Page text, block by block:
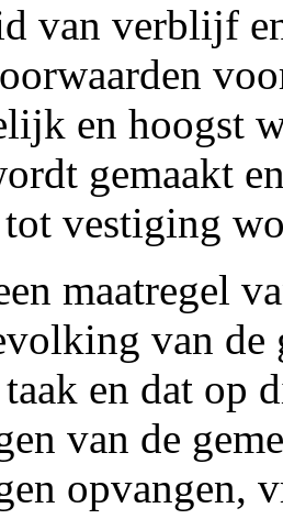
van verblijf
en hoogst
gemaakt
vestiging
maatregel
van de
en dat op
van de
opvangen,